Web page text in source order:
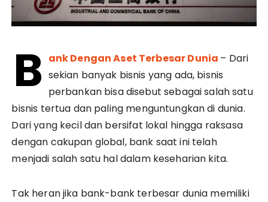
B ank Dengan Aset Terbesar Dunia – Dari
sekian banyak bisnis yang ada, bisnis
perbankan bisa disebut sebagai salah satu
bisnis tertua dan paling menguntungkan di dunia.
Dari yang kecil dan bersifat lokal hingga raksasa
dengan cakupan global, bank saat ini telah
menjadi salah satu hal dalam keseharian kita.
Tak heran jika bank-bank terbesar dunia memiliki